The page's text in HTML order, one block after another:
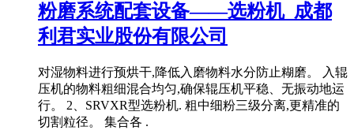
粉磨系统配套设备——选粉机_成都
利君实业股份有限公司
对湿物料进行预烘干,降低入磨物料水分防止糊磨。 入辊
压机的物料粗细混合均匀,确保辊压机平稳、无振动地运
行。 2、SRVXR型选粉机. 粗中细粉三级分离,更精准的
切割粒径。 集合各 .